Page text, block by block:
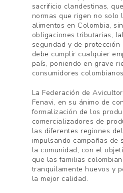
sacrificio clandestinas,
normas que rigen no solo
alimentos en Colombia,
obligaciones tributarias,
seguridad y de protección
debe cumplir cualquier
país, poniendo en grave
consumidores
La Federación de
Fenavi, en su ánimo de
formalización de los
comercializadores de
las diferentes regiones
impulsando campañas de
la comunidad, con el
que las familias
tranquilamente huevos y
la mejor calidad.